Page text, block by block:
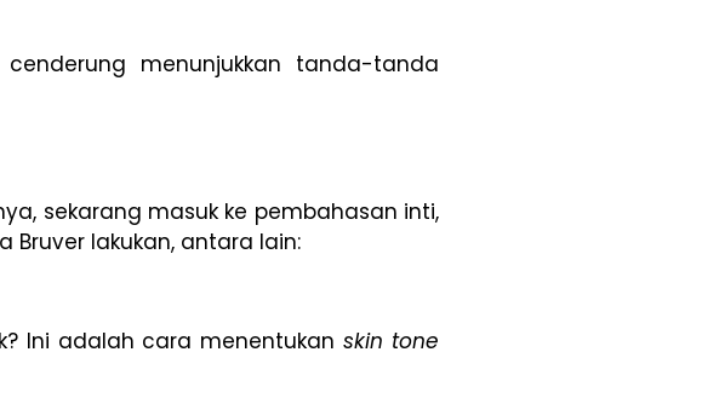
menunjukkan tanda-tanda
sekarang masuk ke pembahasan inti,
Bruver lakukan, antara lain:
Ini adalah cara menentukanskin tone